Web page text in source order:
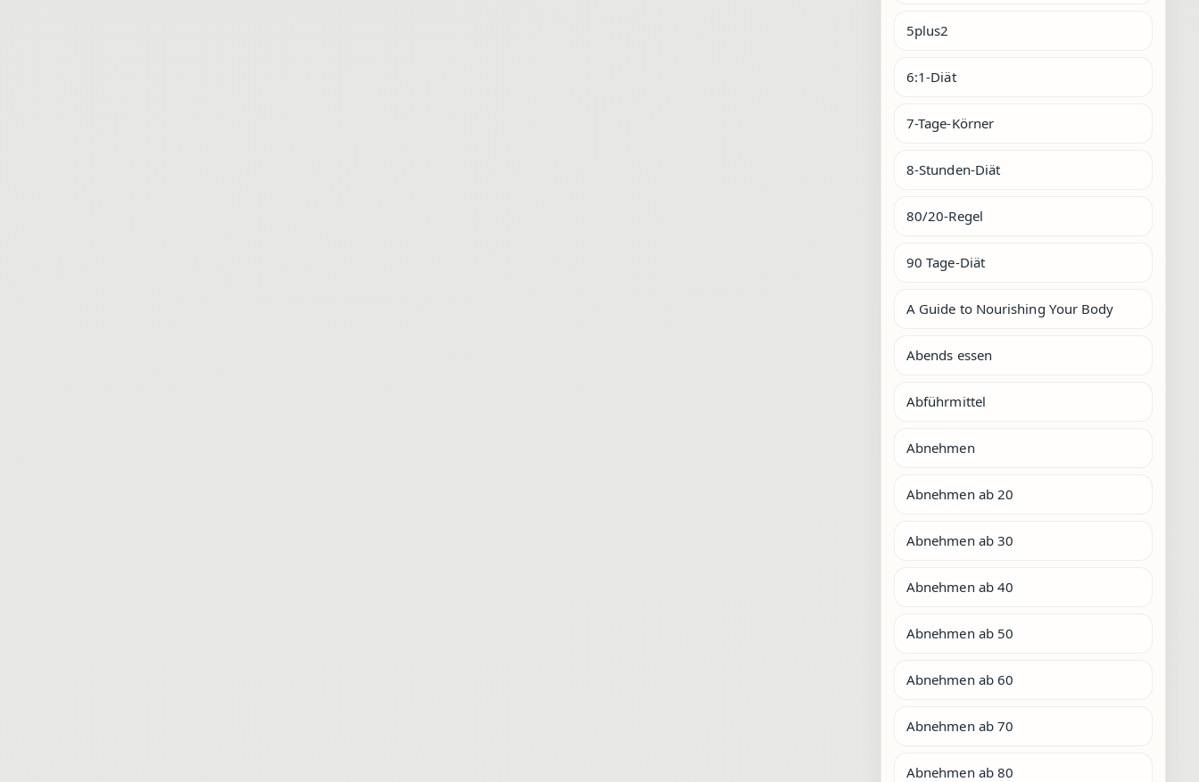
5plus2
6:1-Diät
7-Tage-Körner
8-Stunden-Diät
80/20-Regel
90 Tage-Diät
A Guide to Nourishing Your Body
Abends essen
Abführmittel
Abnehmen
Abnehmen ab 20
Abnehmen ab 30
Abnehmen ab 40
Abnehmen ab 50
Abnehmen ab 60
Abnehmen ab 70
Abnehmen ab 80